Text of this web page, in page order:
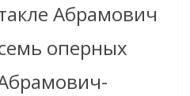
Абрамович
оперных